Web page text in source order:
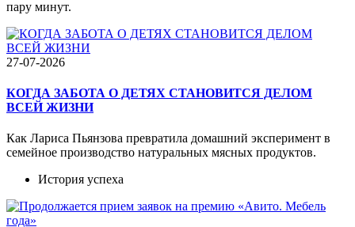
пару минут.
27-07-2026
КОГДА ЗАБОТА О ДЕТЯХ СТАНОВИТСЯ ДЕЛОМ
ВСЕЙ ЖИЗНИ
Как Лариса Пьянзова превратила домашний эксперимент в
семейное производство натуральных мясных продуктов.
История успеха